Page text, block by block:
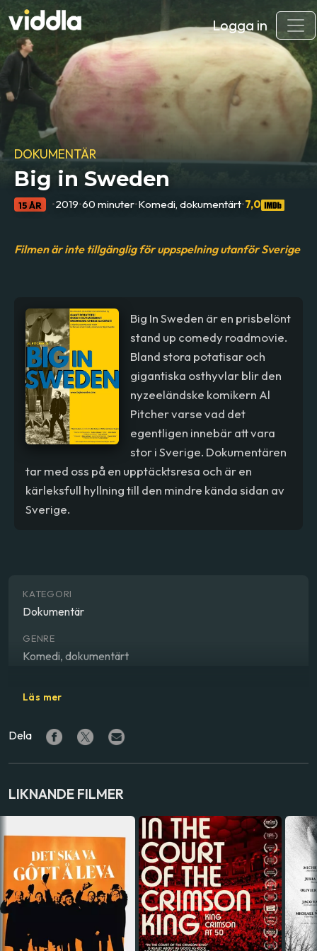
Logga in
DOKUMENTÄR
Big in Sweden
15 ÅR •2019•60 minuter•Komedi, dokumentärt•7,0
Filmen är inte tillgänglig för uppspelning utanför Sverige
Big In Sweden är en prisbelönt
stand up comedy roadmovie.
Bland stora potatisar och
gigantiska osthyvlar blir den
nyzeeländske komikern Al
Pitcher varse vad det
egentligen innebär att vara
stor i Sverige. Dokumentären
tar med oss på en upptäcktsresa och är en
kärleksfull hyllning till den mindre kända sidan av
Sverige.
KATEGORI
Dokumentär
GENRE
Komedi, dokumentärt
Ben Kersley
MEDVERKANDE
Sverige
SPRÅK
Engelska,Svenska
Läs mer
Dela
LIKNANDE FILMER